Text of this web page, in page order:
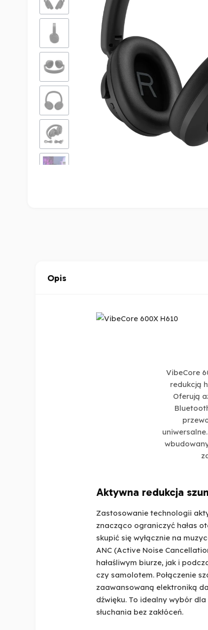
Opis
VibeCore
redukcją
Oferują
Aktywna redukcja
Zastosowanie technologii
znacząco ograniczyć hałas
skupić się wyłącznie na
ANC (Active Noise
hałaśliwym biurze, jak i
czy samolotem. Połączenie
zaawansowaną elektroniką
dźwięku. To idealny wybór
słuchania bez zakłóceń.